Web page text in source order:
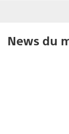
News du